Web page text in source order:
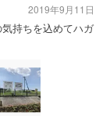
持ちを込めてハガ
2019年9月11日